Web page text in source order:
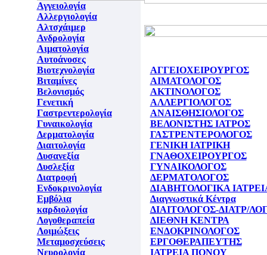
Αγγειολογία
Αλλεργιολογία
Αλτσχάιμερ
Ανδρολογία
Αιματολογία
Αυτοάνοσες
Βιοτεχνολογία
Βιταμίνες
Βελονισμός
Γενετική
Γαστρεντερολογία
Γυναικολογία
Δερματολογία
Διαιτολογία
Δυσανεξία
Δυσλεξία
Διατροφή
Ενδοκρινολογία
Εμβόλια
καρδιολογία
Λογοθεραπεία
Λοιμώξεις
Μεταμοσχεύσεις
Νευρολογία
ΑΓΓΕΙΟΧΕΙΡΟΥΡΓΟΣ
ΑΙΜΑΤΟΛΟΓΟΣ
ΑΚΤΙΝΟΛΟΓΟΣ
ΑΛΛΕΡΓΙΟΛΟΓΟΣ
ΑΝΑΙΣΘΗΣΙΟΛΟΓΟΣ
ΒΕΛΟΝΙΣΤΗΣ ΙΑΤΡΟΣ
ΓΑΣΤΡΕΝΤΕΡΟΛΟΓΟΣ
ΓΕΝΙΚΗ ΙΑΤΡΙΚΗ
ΓΝΑΘΟΧΕΙΡΟΥΡΓΟΣ
ΓΥΝΑΙΚΟΛΟΓΟΣ
ΔΕΡΜΑΤΟΛΟΓΟΣ
ΔΙΑΒΗΤΟΛΟΓΙΚΑ
Διαγνωστικά Κέντρα
ΔΙΑΙΤΟΛΟΓΟΣ-ΔΙΑΤΡ/
ΔΙΕΘΝΗ ΚΕΝΤΡΑ
ΕΝΔΟΚΡΙΝΟΛΟΓΟΣ
ΕΡΓΟΘΕΡΑΠΕΥΤΗΣ
ΙΑΤΡΕΙΑ ΠΟΝΟΥ